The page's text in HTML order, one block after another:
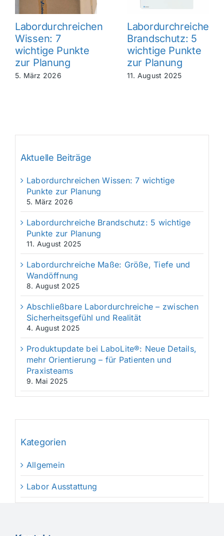
Labordurchreichen
Wissen: 7
wichtige Punkte
zur Planung
5. März 2026
Labordurchreiche
Brandschutz: 5
wichtige Punkte
zur Planung
11. August 2025
Aktuelle Beiträge
Labordurchreichen Wissen: 7 wichtige
Punkte zur Planung
5. März 2026
Labordurchreiche Brandschutz: 5 wichtige
Punkte zur Planung
11. August 2025
Labordurchreiche Maße: Größe, Tiefe und
Wandöffnung
8. August 2025
Abschließbare Labordurchreiche – zwischen
Sicherheitsgefühl und Realität
4. August 2025
Produktupdate bei LaboLite®: Neue Details,
mehr Orientierung – für Patienten und
Praxisteams
9. Mai 2025
Kategorien
Allgemein
Labor Ausstattung